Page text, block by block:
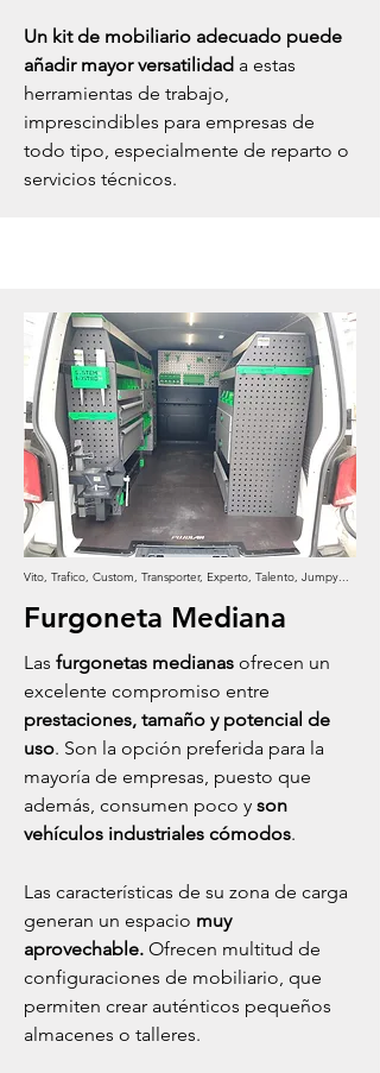
Un kit de mobiliario adecuado puede
añadir mayor versatilidad a estas
herramientas de trabajo,
imprescindibles para empresas de
todo tipo, especialmente de reparto o
servicios técnicos.
Vito, Trafico, Custom, Transporter, Experto, Talento, Jumpy...
Furgoneta Mediana
Las furgonetas medianas ofrecen un
excelente compromiso entre
prestaciones, tamaño y potencial de
uso. Son la opción preferida para la
mayoría de empresas, puesto que
además, consumen poco y son
vehículos industriales cómodos.
Las características de su zona de carga
generan un espacio muy
aprovechable. Ofrecen multitud de
configuraciones de mobiliario, que
permiten crear auténticos pequeños
almacenes o talleres.